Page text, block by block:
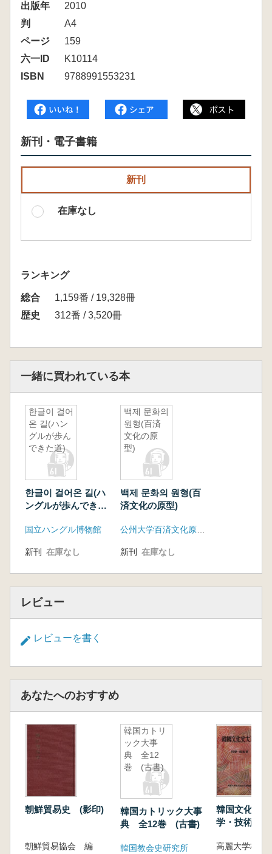
出版年
2010
判
A4
ページ
159
六一ID
K10114
ISBN
9788991553231
新刊・電子書籍
新刊
在庫なし
ランキング
総合
1,159番 / 19,328冊
歴史
312番 / 3,520冊
一緒に買われている本
한글이 걸어
온 길(ハン
グルが歩ん
できた道)
한글이 걸어온 길(ハ
ングルが歩んできた
国立ハングル博物館
新刊 在庫なし
백제 문화의
원형(百済
文化の原
型)
백제 문화의 원형(百
済文化の原型)
新刊 在庫なし
レビュー
レビューを書く
あなたへのおすすめ
朝鮮貿易史 (影印)
朝鮮貿易協会 編
韓国カトリ
ック大事
典 全12
巻 (古書)
韓国カトリック大事
典 全12巻 (古書)
韓国教会史研究所
韓国文化史
学・技術史